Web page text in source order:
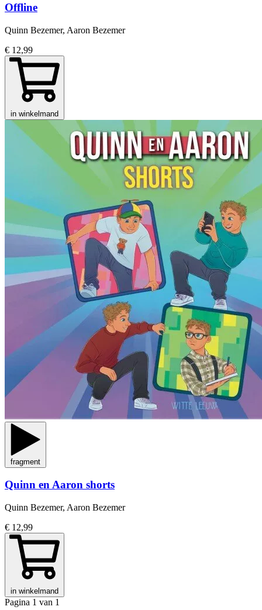
Offline
Quinn Bezemer, Aaron Bezemer
€ 12,99
in winkelmand
fragment
Quinn en Aaron shorts
Quinn Bezemer, Aaron Bezemer
€ 12,99
in winkelmand
Pagina 1 van 1